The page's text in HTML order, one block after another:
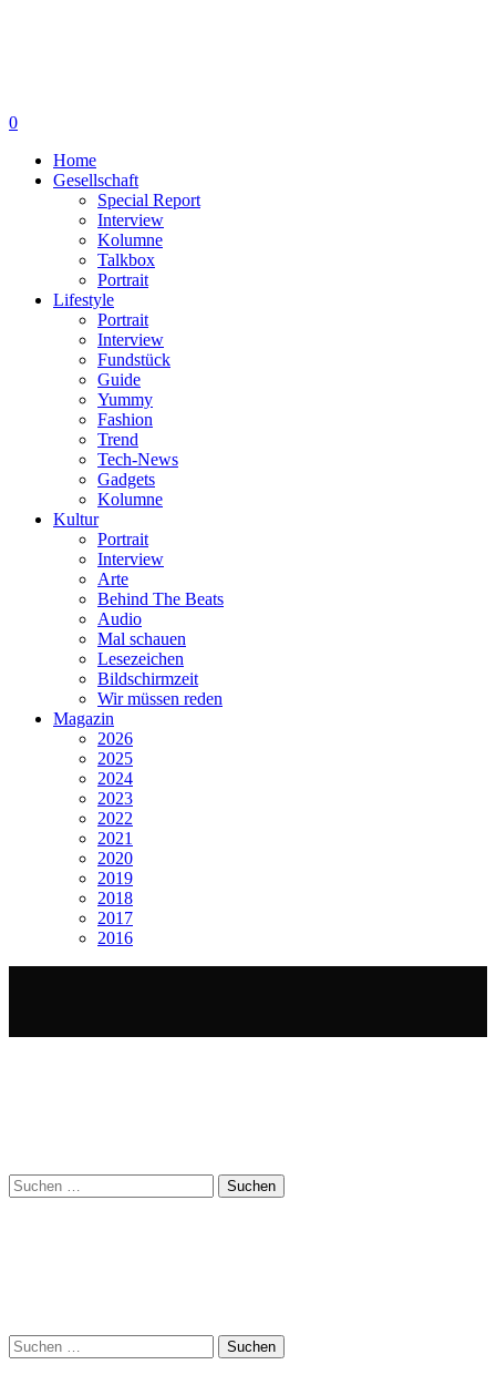
0
Home
Gesellschaft
Special Report
Interview
Kolumne
Talkbox
Portrait
Lifestyle
Portrait
Interview
Fundstück
Guide
Yummy
Fashion
Trend
Tech-News
Gadgets
Kolumne
Kultur
Portrait
Interview
Arte
Behind The Beats
Audio
Mal schauen
Lesezeichen
Bildschirmzeit
Wir müssen reden
Magazin
2026
2025
2024
2023
2022
2021
2020
2019
2018
2017
2016
Suchen
nach:
Suchen
nach: